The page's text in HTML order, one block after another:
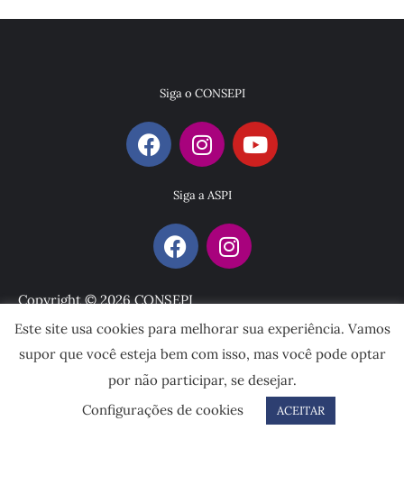
Siga o CONSEPI
Siga a ASPI
Copyright © 2026 CONSEPI
Este site usa cookies para melhorar sua experiência. Vamos
supor que você esteja bem com isso, mas você pode optar
por não participar, se desejar.
Configurações de cookies
ACEITAR